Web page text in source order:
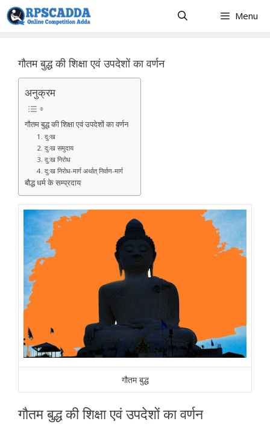
Skip
to
Menu
गौतम बुद्ध की शिक्षा एवं उपदेशों का वर्णन
अनुक्रम
गौतम बुद्ध की शिक्षा एवं उपदेशों का वर्णन
1. दुःख
2. दुःख समुदाय
3. दु:ख निरोध
4. दु:ख निरोध-मार्ग अर्थात् निर्वाण-मार्ग
बौद्ध धर्म के सम्प्रदाय
गौतम बुद्ध
गौतम बुद्ध की शिक्षा एवं उपदेशों का वर्णन